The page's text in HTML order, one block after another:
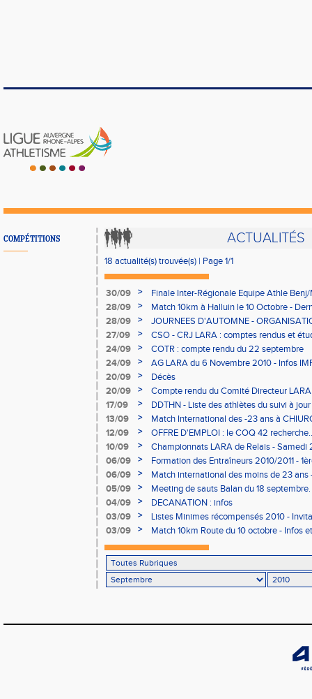
COMPÉTITIONS ACTUALITÉS
18 actualité(s) trouvée(s) | Page 1/1
30/09 >
Finale Inter-Régionale Equipe Athle
28/09
>
Match 10km à Halluin le 10 Octobre -
28/09
>
JOURNEES D'AUTOMNE -
27/09
>
CSO - CRJ LARA : comptes rendus et
24/09
>
COTR : compte rendu du 22 septembre
24/09
>
AG LARA du 6 Novembre 2010 - Infos
20/09
>
Décès
20/09
>
Compte rendu du Comité Directeur LARA
17/09
>
DDTHN - Liste des athlètes du suivi à
13/09
>
Match International des -23 ans à
12/09
>
OFFRE D'EMPLOI : le COQ 42 recherche..
10/09
>
Championnats LARA de Relais - Samedi
06/09
>
Formation des Entraîneurs 2010/2011 -
06/09
>
Match international des moins de 23
05/09
>
Meeting de sauts Balan du 18 septembre.
04/09
>
DECANATION : infos
03/09
>
Listes Minimes récompensés 2010 -
Annecy
03/09 > Match 10km Route du 10 octobre - Infos